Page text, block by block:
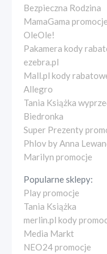
Bezpieczna Rodzina
MamaGama promocje
OleOle!
Pakamera kody
ezebra.pl
Mall.pl kody
Allegro
Tania Książka
Biedronka
Super Prezenty
Phlov by Anna
Marilyn promocje
Popularne sklepy:
Play promocje
Tania Książka
merlin.pl kody
Media Markt
NEO24 promocje